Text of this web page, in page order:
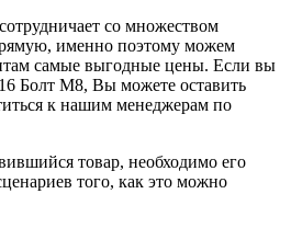
со множеством
именно поэтому можем
самые выгодные цены. Если вы
Болт М8, Вы можете оставить
к нашим менеджерам по
товар, необходимо его
того, как это можно